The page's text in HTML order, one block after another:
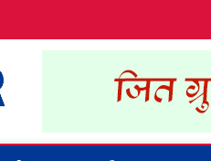
Dynamic
ALL NEWS IN NEPAL